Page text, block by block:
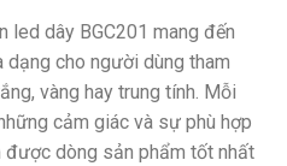
led dây BGC201 mang đến
dạng cho người dùng tham
vàng hay trung tính. Mỗi
cảm giác và sự phù hợp
được dòng sản phẩm tốt nhất